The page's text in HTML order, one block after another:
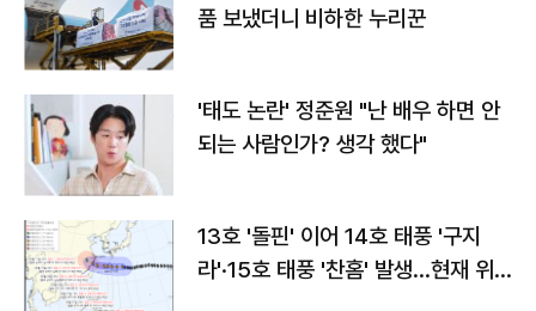
품 보냈더니 비하한 누리꾼
'태도 논란' 정준원 "난 배우 하면 안
되는 사람인가? 생각 했다"
13호 '돌핀' 이어 14호 태풍 '구지
라'·15호 태풍 '찬홈' 발생…현재 위